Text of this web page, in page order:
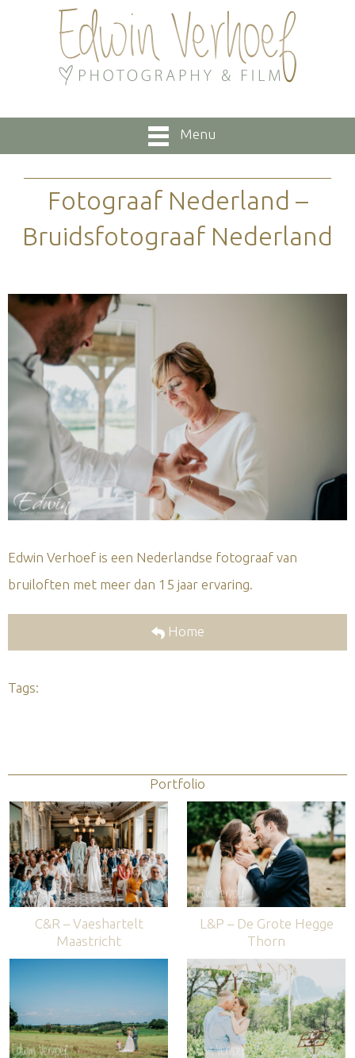
Menu
Fotograaf Nederland –
Bruidsfotograaf Nederland
Edwin Verhoef is een Nederlandse fotograaf van
bruiloften met meer dan 15 jaar ervaring.
Home
Tags:
Portfolio
C&R – Vaeshartelt
Maastricht
L&P – De Grote Hegge
Thorn